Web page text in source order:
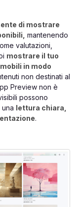
di mostrare
mantenendo
valutazioni,
mostrare il tuo
in modo
non destinati al
Preview non è
possono
lettura chiara,
.